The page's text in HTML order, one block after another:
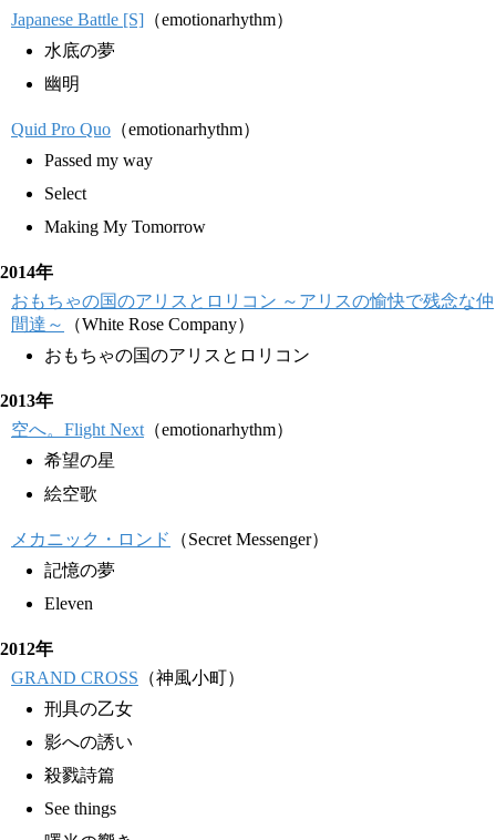
Japanese Battle [S] （emotionarhythm）
水底の夢
幽明
Quid Pro Quo （emotionarhythm）
Passed my way
Select
Making My Tomorrow
2014年
おもちゃの国のアリスとロリコン ～アリスの愉快で残念な仲
間達～
（White Rose Company）
おもちゃの国のアリスとロリコン
2013年
空へ。Flight Next （emotionarhythm）
希望の星
絵空歌
メカニック・ロンド
（Secret Messenger）
記憶の夢
Eleven
2012年
GRAND CROSS （神風小町）
刑具の乙女
影への誘い
殺戮詩篇
See things